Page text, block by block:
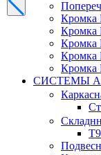
Кромка
Кромка
Кромка
СИСТЕМЫ